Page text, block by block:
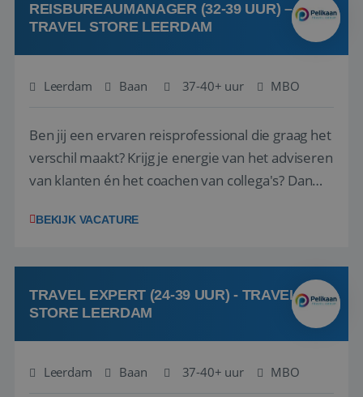
REISBUREAUMANAGER (32-39 UUR) –
TRAVEL STORE LEERDAM
Leerdam Baan 37-40+ uur MBO
Ben jij een ervaren reisprofessional die graag het
verschil maakt? Krijg je energie van het adviseren
van klanten én het coachen van collega's? Dan
(onderdeel van Pelikaan Travel Group) zoeken
team het reisbureau verder...
BEKIJK VACATURE
TRAVEL EXPERT (24-39 UUR) - TRAVEL
STORE LEERDAM
Leerdam Baan 37-40+ uur MBO